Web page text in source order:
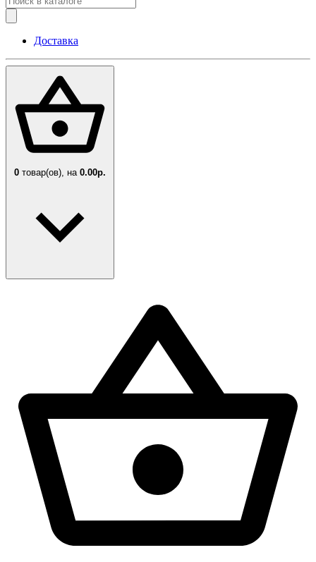
Доставка
0 товар(ов), на 0.00р.